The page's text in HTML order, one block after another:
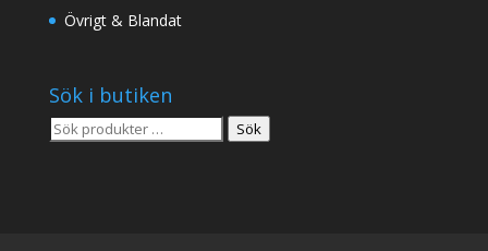
Övrigt & Blandat
Sök i butiken
Sök
Sök